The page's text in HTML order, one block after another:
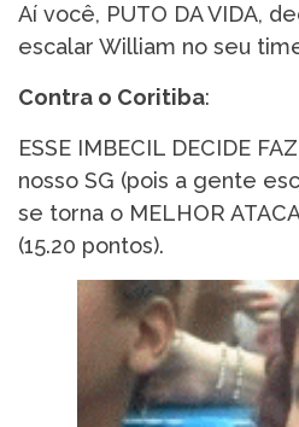
Aí você, PUTO DA VIDA,
escalar William no seu
Contra o Coritiba:
ESSE IMBECIL DECIDE
nosso SG (pois a gente
se torna o MELHOR
(15.20 pontos).